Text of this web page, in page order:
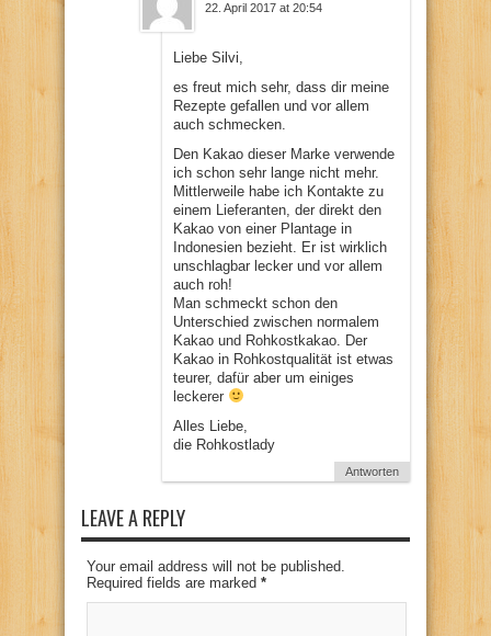
22. April 2017 at 20:54
Liebe Silvi,
es freut mich sehr, dass dir meine
Rezepte gefallen und vor allem
auch schmecken.
Den Kakao dieser Marke verwende
ich schon sehr lange nicht mehr.
Mittlerweile habe ich Kontakte zu
einem Lieferanten, der direkt den
Kakao von einer Plantage in
Indonesien bezieht. Er ist wirklich
unschlagbar lecker und vor allem
auch roh!
Man schmeckt schon den
Unterschied zwischen normalem
Kakao und Rohkostkakao. Der
Kakao in Rohkostqualität ist etwas
teurer, dafür aber um einiges
leckerer
Alles Liebe,
die Rohkostlady
Antworten
LEAVE A REPLY
Your email address will not be published.
Required fields are marked *